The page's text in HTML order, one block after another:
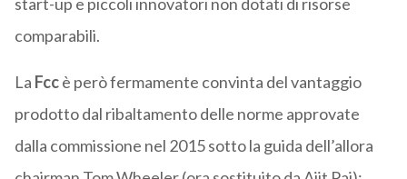
start-up e piccoli innovatori non dotati di risorse
comparabili.
La Fccè però fermamente convinta del vantaggio
prodotto dal ribaltamento delle norme approvate
dalla commissione nel 2015 sotto la guida dell’allora